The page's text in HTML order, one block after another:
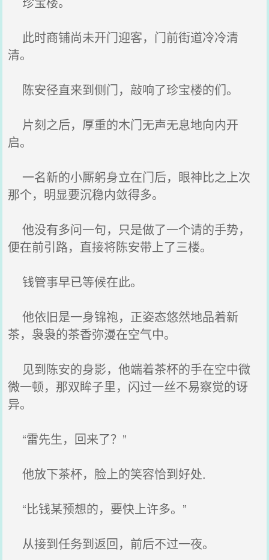
此时商铺尚未开门迎客，门前街道冷冷清
清。
陈安径直来到侧门，敲响了珍宝楼的们。
片刻之后，厚重的木门无声无息地向内开
启。
一名新的小厮躬身立在门后，眼神比之上次
那个，明显要沉稳内敛得多。
他没有多问一句，只是做了一个请的手势，
便在前引路，直接将陈安带上了三楼。
钱管事早已等候在此。
他依旧是一身锦袍，正姿态悠然地品着新
茶，袅袅的茶香弥漫在空气中。
见到陈安的身影，他端着茶杯的手在空中微
微一顿，那双眸子里，闪过一丝不易察觉的讶
异。
“雷先生，回来了？”
他放下茶杯，脸上的笑容恰到好处.
“比钱某预想的，要快上许多。”
从接到任务到返回，前后不过一夜。